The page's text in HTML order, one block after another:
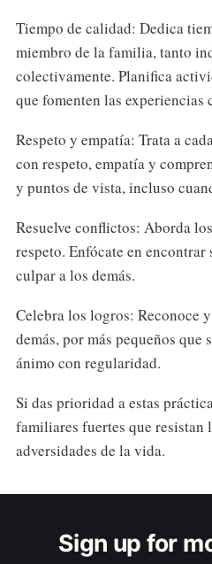
Tiempo de calidad: Dedica
miembro de la familia, tanto
colectivamente. Planifica
que fomenten las experiencias
Respeto y empatía: Trata a
con respeto, empatía y
y puntos de vista, incluso
Resuelve conflictos: Aborda
respeto. Enfócate en encontrar
culpar a los demás.
Celebra los logros: Reconoce
demás, por más pequeños que
ánimo con regularidad.
Si das prioridad a estas
familiares fuertes que resistan
adversidades de la vida.
Sign up for